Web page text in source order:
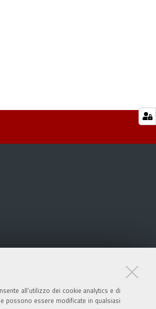
all’utilizzo dei cookie analytics e di
possono essere modificate in qualsiasi